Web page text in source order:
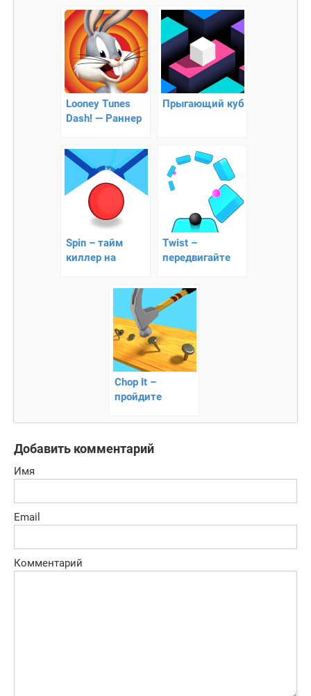
Looney Tunes
Dash! — Раннер
мультяшными
Прыгающий куб
Spin – тайм
киллер на
Twist –
передвигайте
платформам
Chop It –
пройдите
задания
Добавить комментарий
Имя
Email
Комментарий